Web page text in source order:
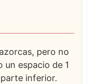
pero no
un espacio de 1
inferior.